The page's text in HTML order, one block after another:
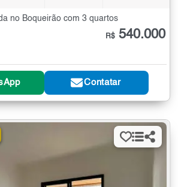
no Boqueirão com 3 quartos
R$ 540.000
Contatar